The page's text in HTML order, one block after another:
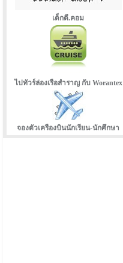
เด็กดี.คอม
ไปทัวร์ล่องเรือสำราญ กับ Worantex
จองตัวเครืองบินนักเรียน-นักศึกษา